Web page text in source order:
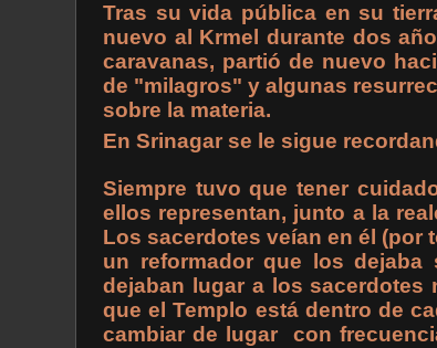
Tras su vida pública en su
nuevo al Krmel durante dos
caravanas, partió de nuevo
de "milagros" y algunas
sobre la materia.
En Srinagar se le sigue
Siempre tuvo que tener
ellos representan, junto a la
Los sacerdotes veían en él (por
un reformador que los
dejaban lugar a los sacerdotes
que el Templo está dentro de
cambiar de lugar con